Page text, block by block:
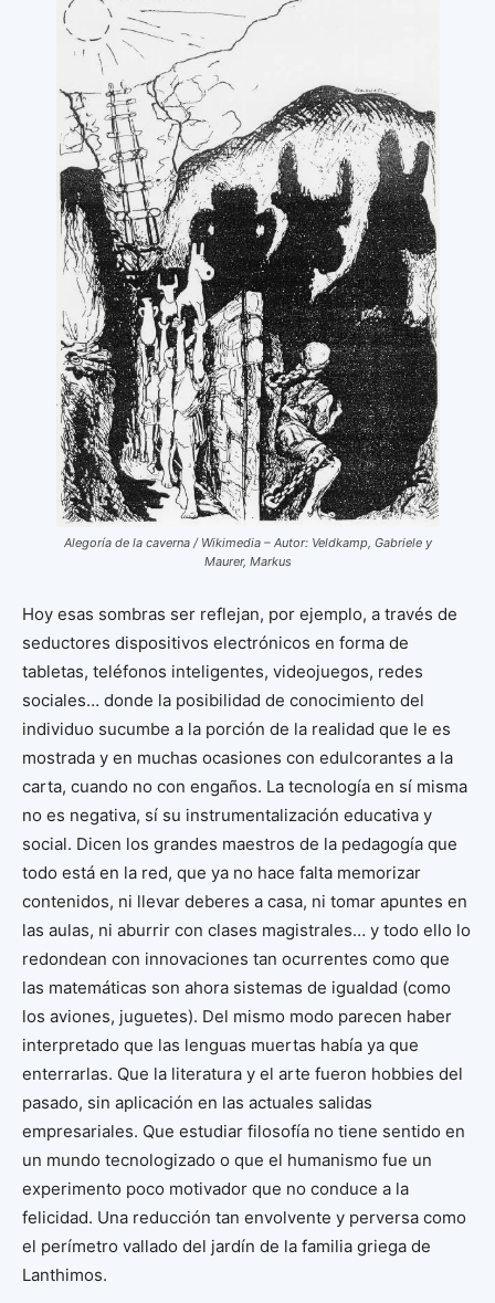
Alegoría de la caverna / Wikimedia – Autor: Veldkamp, Gabriele y
Maurer, Markus
Hoy esas sombras ser reflejan, por ejemplo, a través de
seductores dispositivos electrónicos en forma de
tabletas, teléfonos inteligentes, videojuegos, redes
sociales… donde la posibilidad de conocimiento del
individuo sucumbe a la porción de la realidad que le es
mostrada y en muchas ocasiones con edulcorantes a la
carta, cuando no con engaños. La tecnología en sí misma
no es negativa, sí su instrumentalización educativa y
social. Dicen los grandes maestros de la pedagogía que
todo está en la red, que ya no hace falta memorizar
contenidos, ni llevar deberes a casa, ni tomar apuntes en
las aulas, ni aburrir con clases magistrales… y todo ello lo
redondean con innovaciones tan ocurrentes como que
las matemáticas son ahora sistemas de igualdad (como
los aviones, juguetes). Del mismo modo parecen haber
interpretado que las lenguas muertas había ya que
enterrarlas. Que la literatura y el arte fueron hobbies del
pasado, sin aplicación en las actuales salidas
empresariales. Que estudiar filosofía no tiene sentido en
un mundo tecnologizado o que el humanismo fue un
experimento poco motivador que no conduce a la
felicidad. Una reducción tan envolvente y perversa como
el perímetro vallado del jardín de la familia griega de
Lanthimos.